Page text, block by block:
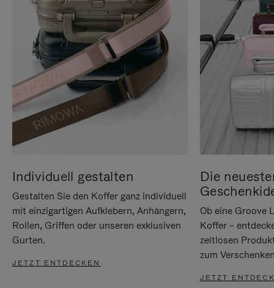
Individuell gestalten
Gestalten Sie den Koffer ganz individuell
mit einzigartigen Aufklebern, Anhängern,
Rollen, Griffen oder unseren exklusiven
Gurten.
JETZT ENTDECKEN
Die
Ob eine Groove
Koffer –
zeitlosen
zum
JETZT